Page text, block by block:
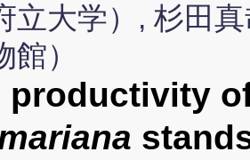
立大学）, 杉田
）
productivity